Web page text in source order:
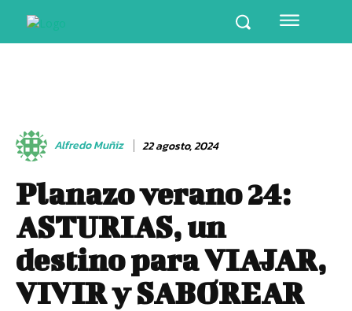
Alfredo Muñiz 22 agosto, 2024
Planazo verano 24:
ASTURIAS, un
destino para VIAJAR,
VIVIR y SABOREAR